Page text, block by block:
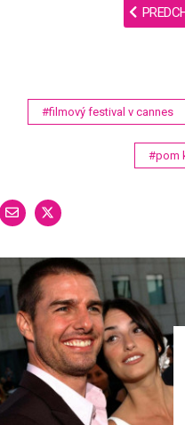
#filmový festival v cannes
#pom